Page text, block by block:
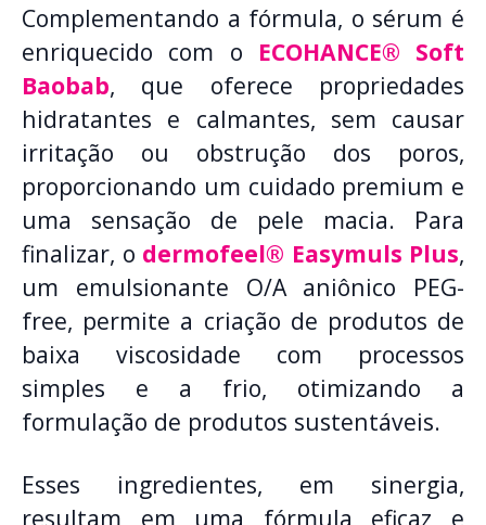
Complementando a fórmula, o sérum é
enriquecido com o ECOHANCE® Soft
Baobab, que oferece propriedades
hidratantes e calmantes, sem causar
irritação ou obstrução dos poros,
proporcionando um cuidado premium e
uma sensação de pele macia. Para
finalizar, o dermofeel® Easymuls Plus,
um emulsionante O/A aniônico PEG-
free, permite a criação de produtos de
baixa viscosidade com processos
simples e a frio, otimizando a
formulação de produtos sustentáveis.
Esses ingredientes, em sinergia,
resultam em uma fórmula eficaz e